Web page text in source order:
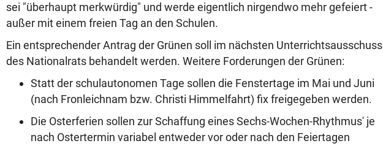
sei "überhaupt merkwürdig" und werde eigentlich nirgendwo mehr gefeiert -
außer mit einem freien Tag an den Schulen.
Ein entsprechender Antrag der Grünen soll im nächsten Unterrichtsausschuss
des Nationalrats behandelt werden. Weitere Forderungen der Grünen:
Statt der schulautonomen Tage sollen die Fenstertage im Mai und Juni
(nach Fronleichnam bzw. Christi Himmelfahrt) fix freigegeben werden.
Die Osterferien sollen zur Schaffung eines Sechs-Wochen-Rhythmus' je
nach Ostertermin variabel entweder vor oder nach den Feiertagen